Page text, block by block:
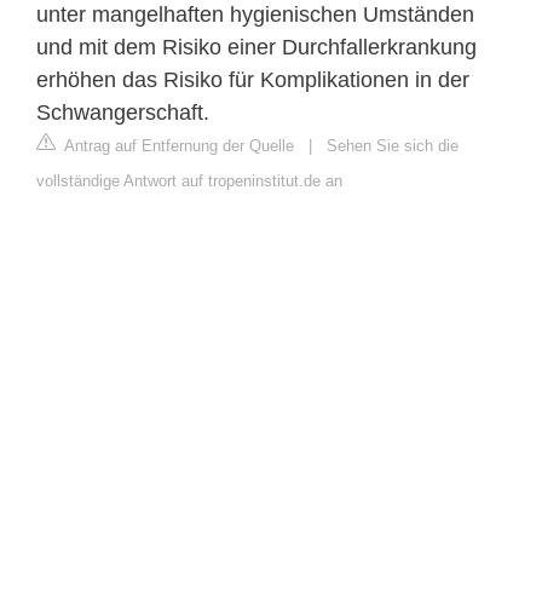
unter mangelhaften hygienischen Umständen
und mit dem Risiko einer Durchfallerkrankung
erhöhen das Risiko für Komplikationen in der
Schwangerschaft.
Antrag auf Entfernung der Quelle | Sehen Sie sich die
vollständige Antwort auf tropeninstitut.de an